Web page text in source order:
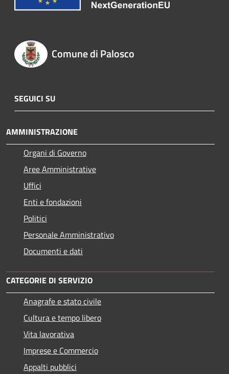
Comune di Palosco
SEGUICI SU
AMMINISTRAZIONE
Organi di Governo
Aree Amministrative
Uffici
Enti e fondazioni
Politici
Personale Amministrativo
Documenti e dati
CATEGORIE DI SERVIZIO
Anagrafe e stato civile
Cultura e tempo libero
Vita lavorativa
Imprese e Commercio
Appalti pubblici